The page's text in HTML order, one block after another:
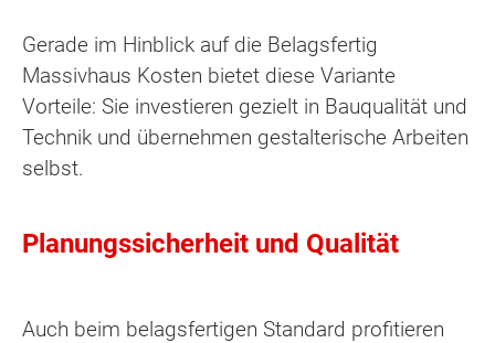
Gerade im Hinblick auf die Belagsfertig
Massivhaus Kosten bietet diese Variante
Vorteile: Sie investieren gezielt in Bauqualität und
Technik und übernehmen gestalterische Arbeiten
selbst.
Planungssicherheit und Qualität
Auch beim belagsfertigen Standard profitieren